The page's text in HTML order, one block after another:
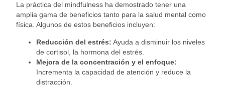
La práctica del mindfulness ha demostrado tener una
amplia gama de beneficios tanto para la salud mental como
física. Algunos de estos beneficios incluyen:
Reducción del estrés: Ayuda a disminuir los niveles
de cortisol, la hormona del estrés.
Mejora de la concentración y el enfoque:
Incrementa la capacidad de atención y reduce la
distracción.